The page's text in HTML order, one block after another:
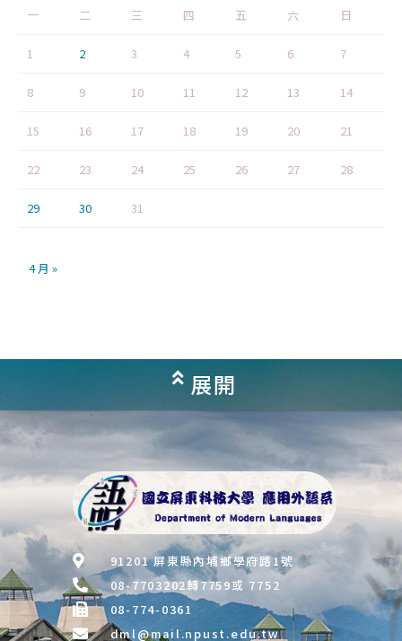
一
二 三 四 五 六 日
1 2 3 4 5 6 7
8 9 10 11 12 13 14
15 16 17 18 19 20 21
22 23 24 25 26 27 28
29 30 31
4 月 »
展開
91201 屏東縣內埔鄉學府路1號
08-7703202轉7759或 7752
08-774-0361
dml@mail.npust.edu.tw